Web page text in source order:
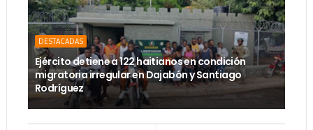
DESTACADAS
Ejército detiene a 122 haitianos en condición
migratoria irregular en Dajabón y Santiago
Rodríguez